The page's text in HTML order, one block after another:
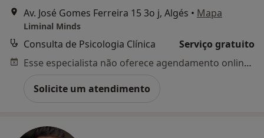
Av. José Gomes Ferreira 15 3o j, Algés • Mapa
Liminal Minds
Consulta de Psicologia Clínica
Serviço gratuito
Esse especialista não oferece agendamento online para esse endereço.
Solicite um atendimento